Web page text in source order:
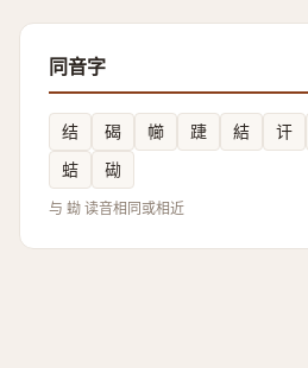
同音字
结 碣 幯 踕 結 讦
蛣
䂶
与 蜐 读音相同或相近